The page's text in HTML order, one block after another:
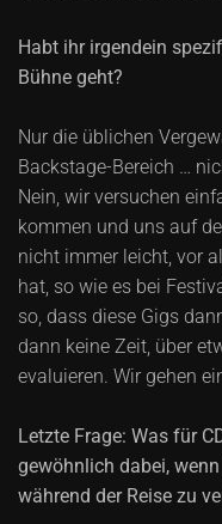
Habt ihr irgendein
Bühne geht?
Nur die üblichen
Backstage-Bereich …
Nein, wir versuchen
kommen und uns auf
nicht immer leicht, vor
hat, so wie es bei
so, dass diese Gigs
dann keine Zeit, über
evaluieren. Wir gehen
Letzte Frage: Was für
gewöhnlich dabei,
während der Reise zu